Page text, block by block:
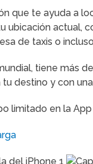
que te ayuda a
ubicación actual,
de taxis o
tiene más
tu destino y con
limitado en la